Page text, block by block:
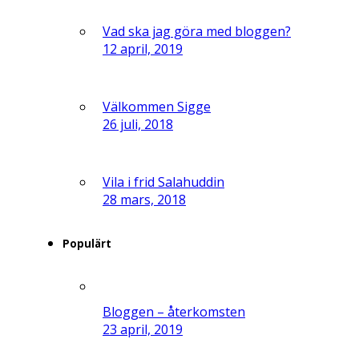
Vad ska jag göra med bloggen?
12 april, 2019
Välkommen Sigge
26 juli, 2018
Vila i frid Salahuddin
28 mars, 2018
Populärt
Bloggen – återkomsten
23 april, 2019